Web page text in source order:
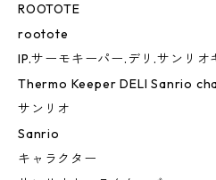
ROOTOTE
rootote
IP.サーモキーパー.デリ.サンリ
Thermo Keeper DELI Sanrio
サンリオ
Sanrio
キャラクター